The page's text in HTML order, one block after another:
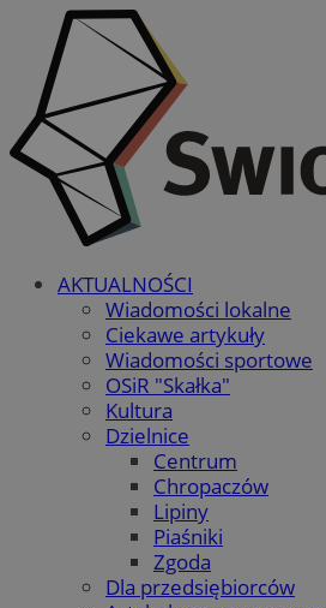
AKTUALNOŚCI
Wiadomości lokalne
Ciekawe artykuły
Wiadomości sportowe
OSiR "Skałka"
Kultura
Dzielnice
Centrum
Chropaczów
Lipiny
Piaśniki
Zgoda
Dla przedsiębiorców